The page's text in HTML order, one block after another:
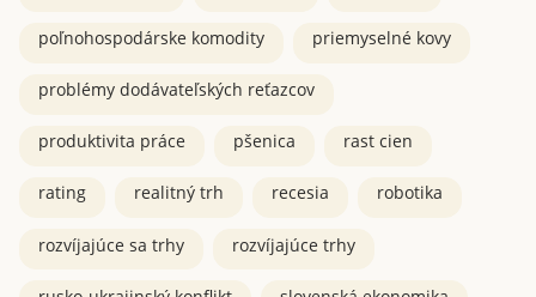
poľnohospodárske komodity priemyselné kovy
problémy dodávateľských reťazcov
produktivita práce pšenica rast cien
rating realitný trh recesia robotika
rozvíjajúce sa trhy rozvíjajúce trhy